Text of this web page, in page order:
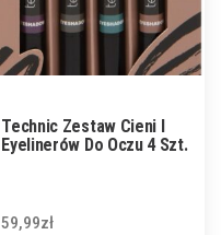
Technic Zestaw Cieni I
Eyelinerów Do Oczu 4 Szt.
59,99zł